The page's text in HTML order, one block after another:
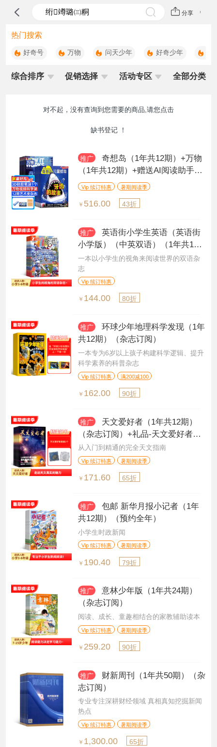
分享
热门搜索
好奇号 万物 问天少年 好奇少年
综合排序 促销选择 活动专区 全部分类
对不起，没有查询到您需要的商品,请您点击
缺书登记！
推广
奇想岛（1年共12期）+万物
（1年共12期）+赠送AI阅读助手
（组合订阅）
Vip 续订特惠 暑期阅读季
￥ 516.00 43折
推广
英语街小学生英语（英语街
小学版）（中英双语）（1年共12
期）（杂志订阅）
一本以小学生的视角来阅读世界的双语杂
志
Vip 续订特惠
￥ 144.00 80折
推广
环球少年地理科学发现（1年
共12期）（杂志订阅）
一本专为6岁以上孩子构建科学逻辑、提升
科学素养的科普杂志
Vip 续订特惠 满200减100
￥ 162.00 90折
推广
天文爱好者（1年共12期）
（杂志订阅）+礼品-天文爱好者星
盘
从入门到精通的完全天文指南
Vip 续订特惠 暑期阅读季
￥ 171.60 65折
推广
包邮 新华月报小记者（1年
共12期）（预约全年）
小学生时政新闻
Vip 续订特惠 暑期阅读季
￥ 190.40 79折
推广
意林少年版（1年共24期）
（杂志订阅）
阅读、成长、童趣相结合的家教辅助读本
Vip 续订特惠 暑期阅读季
￥ 259.20 90折
推广
财新周刊（1年共50期）（杂
志订阅）
专业专注深耕财经领域 真相真知挖掘新闻
热点
Vip 续订特惠 暑期阅读季
￥ 1,300.00 65折